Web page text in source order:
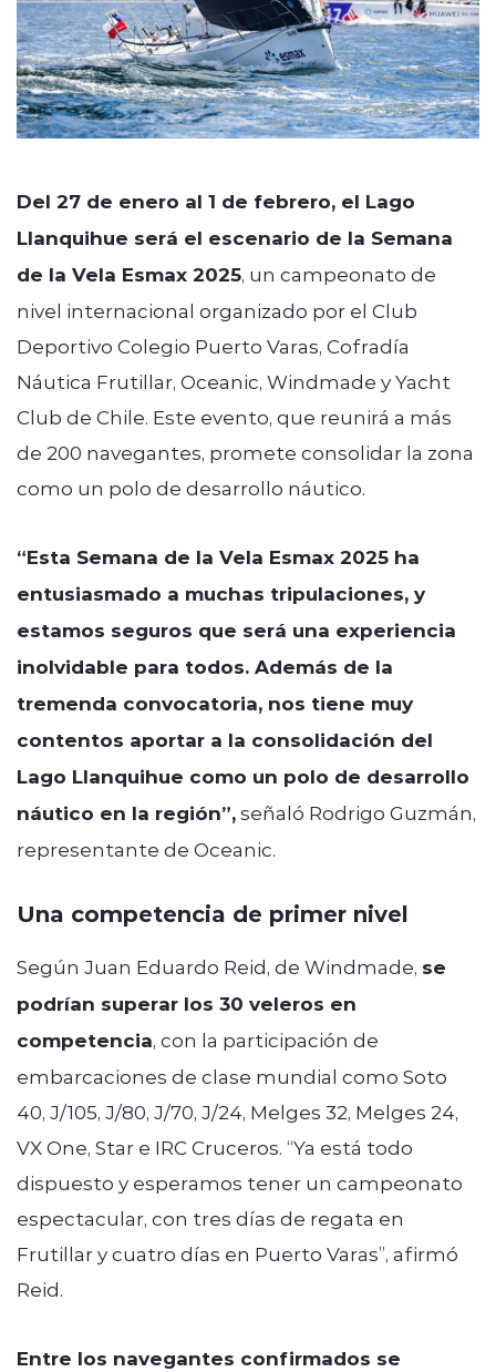
Del 27 de enero al 1 de febrero, el Lago
Llanquihue será el escenario de la Semana
de la Vela Esmax 2025, un campeonato de
nivel internacional organizado por el Club
Deportivo Colegio Puerto Varas, Cofradía
Náutica Frutillar, Oceanic, Windmade y Yacht
Club de Chile. Este evento, que reunirá a más
de 200 navegantes, promete consolidar la zona
como un polo de desarrollo náutico.
“Esta Semana de la Vela Esmax 2025 ha
entusiasmado a muchas tripulaciones, y
estamos seguros que será una experiencia
inolvidable para todos. Además de la
tremenda convocatoria, nos tiene muy
contentos aportar a la consolidación del
Lago Llanquihue como un polo de desarrollo
náutico en la región”,señaló Rodrigo Guzmán,
representante de Oceanic.
Una competencia de primer nivel
Según Juan Eduardo Reid, de Windmade, se
podrían superar los 30 veleros en
competencia, con la participación de
embarcaciones de clase mundial como Soto
40, J/105, J/80, J/70, J/24, Melges 32, Melges 24,
VX One, Star e IRC Cruceros. “Ya está todo
dispuesto y esperamos tener un campeonato
espectacular, con tres días de regata en
Frutillar y cuatro días en Puerto Varas”, afirmó
Reid.
Entre los navegantes confirmados se